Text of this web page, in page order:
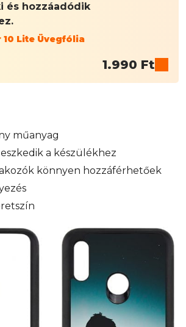
és hozzáadódik
Lite Üvegfólia
1.990 Ft
műanyag
a készülékhez
könnyen hozzáférhetőek